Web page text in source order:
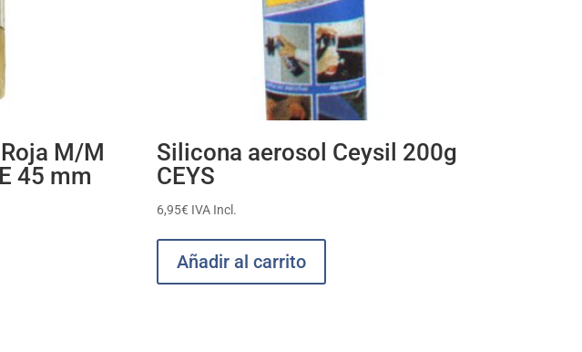
M/M
45 mm
Silicona aerosol Ceysil 200g
CEYS
6,95€ IVA Incl.
Añadir al carrito